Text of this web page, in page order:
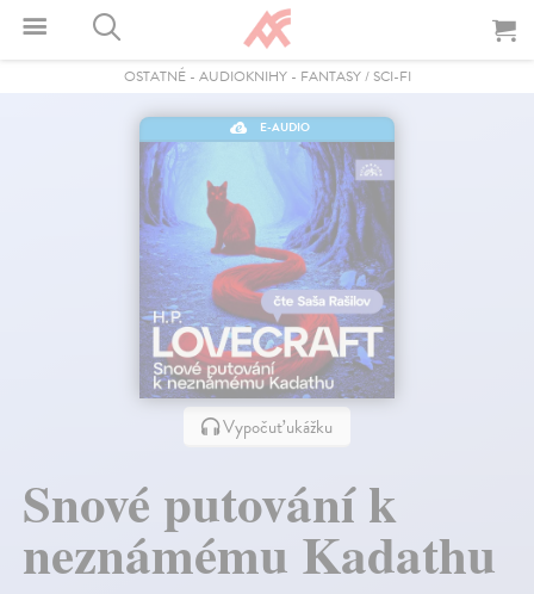
OSTATNÉ- AUDIOKNIHY- FANTASY / SCI-FI
E-AUDIO
Vypočuť ukážku
Snové putování k
neznámému Kadathu